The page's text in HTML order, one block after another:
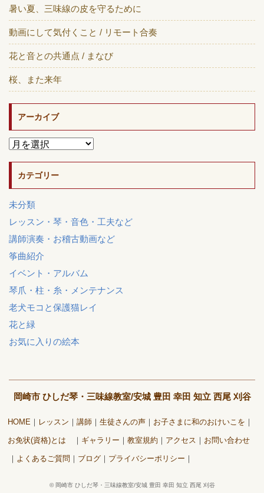
暑い夏、三味線の皮を守るために
動画にして気付くこと / リモート合奏
花と音との共通点 / まなび
桜、また来年
アーカイブ
カテゴリー
未分類
レッスン・琴・音色・工夫など
講師演奏・お稽古動画など
筝曲紹介
イベント・アルバム
琴爪・柱・糸・メンテナンス
老犬モコと保護猫レイ
花と緑
お気に入りの絵本
岡崎市 ひしだ琴・三味線教室/安城 豊田 幸田 知立 西尾 刈谷
HOME レッスン 講師 生徒さんの声 お子さまに和のおけいこを
お免状(資格)とは ギャラリー 教室規約 アクセス お問い合わせ
よくあるご質問 ブログ プライバシーポリシー
© 岡崎市 ひしだ琴・三味線教室/安城 豊田 幸田 知立 西尾 刈谷